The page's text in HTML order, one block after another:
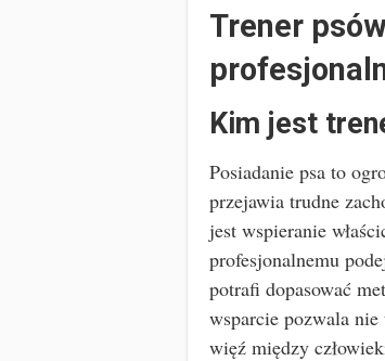
Trener
Kim jest
Posiadanie psa to
przejawia trudne
jest wspieranie
profesjonalnemu
potrafi dopasować
wsparcie pozwala
więź między